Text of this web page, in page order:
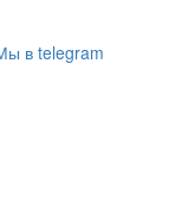
в telegram